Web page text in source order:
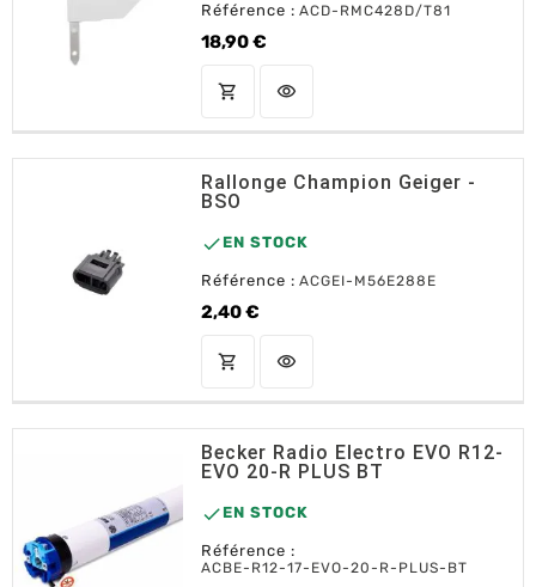
Référence : ACD-RMC428D/T81
18,90 €
Prix
shopping_cart AJOUTER AU PANIER
visibility
Rallonge Champion Geiger -
BSO
 EN STOCK
Référence : ACGEI-M56E288E
2,40 €
Prix
shopping_cart AJOUTER AU PANIER
visibility
Becker Radio Electro EVO R12-
EVO 20-R PLUS BT
 EN STOCK
Référence :
ACBE-R12-17-EVO-20-R-PLUS-BT